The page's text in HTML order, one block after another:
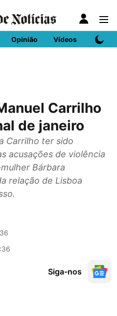
Opinião Vídeos DN
Carrilho
de janeiro
Carrilho ter sido
acusações de violência
Bárbara
relação de Lisboa
Siga-nos